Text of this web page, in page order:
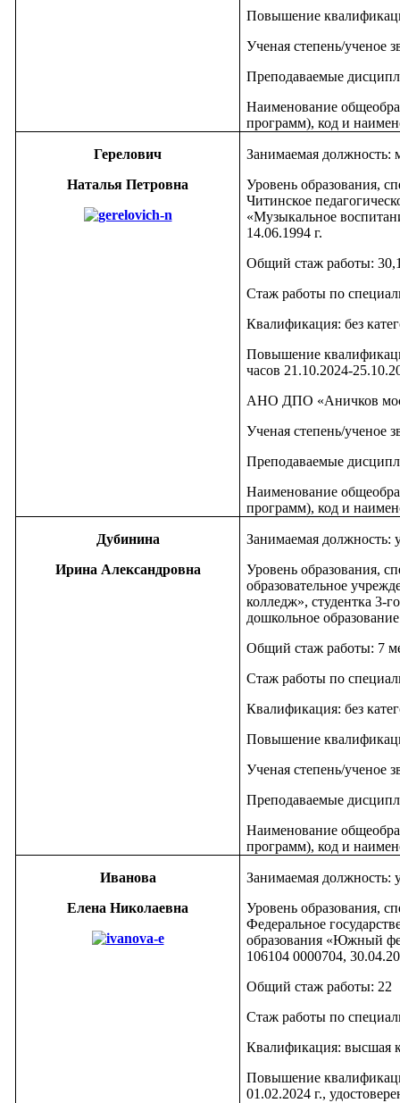
Повышение
Ученая степень/ученое
Преподаваемые
Наименование
программ), код и
Герелович
Наталья Петровна
Занимаемая должность:
Уровень образования,
Читинское
«Музыкальное
14.06.1994 г.
Общий стаж работы:
Стаж работы по
Квалификация: без
Повышение
часов 21.10.2024-
АНО ДПО «Аничков
Ученая степень/ученое
Преподаваемые
Наименование
программ), код и
Дубинина
Ирина Александровна
Занимаемая должность:
Уровень образования,
образовательное
колледж», студентка 3-
дошкольное
Общий стаж работы: 7
Стаж работы по
Квалификация: без
Повышение
Ученая степень/ученое
Преподаваемые
Наименование
программ), код и
Иванова
Елена Николаевна
Занимаемая должность:
Уровень образования,
Федеральное
образования «Южный
106104 0000704,
Общий стаж работы: 22
Стаж работы по
Квалификация: высшая
Повышение
01.02.2024 г.,